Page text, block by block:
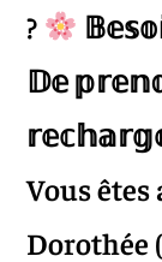
?
𝔻𝕖
Vous
Dorothée